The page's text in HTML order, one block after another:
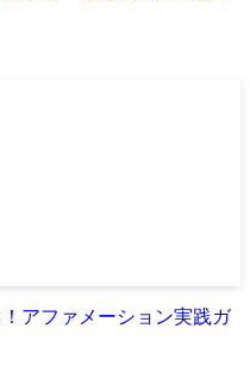
アファメーション実践ガ